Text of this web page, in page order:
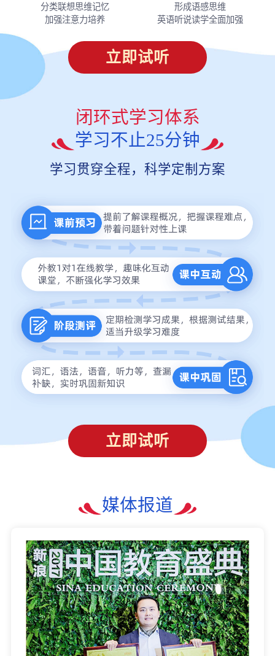
分类联想思维记忆
加强注意力培养
形成语感思维
英语听说读学全面加强
立即试听
闭环式学习体系
学习不止25分钟
学习贯穿全程，科学定制方案
立即试听
媒体报道